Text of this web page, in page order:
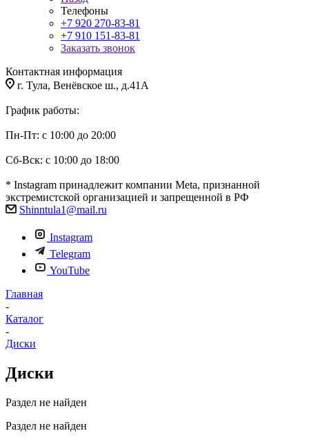
Телефоны
+7 920 270-83-81
+7 910 151-83-81
Заказать звонок
Контактная информация
г. Тула, Венёвское ш., д.41А
График работы:
Пн-Пт: с 10:00 до 20:00
Сб-Вск: с 10:00 до 18:00
* Instagram принадлежит компании Meta, признанной
экстремистской организацией и запрещенной в РФ
Shinntula1@mail.ru
Instagram
Telegram
YouTube
Главная
-
Каталог
-
Диски
Диски
Раздел не найден
Раздел не найден